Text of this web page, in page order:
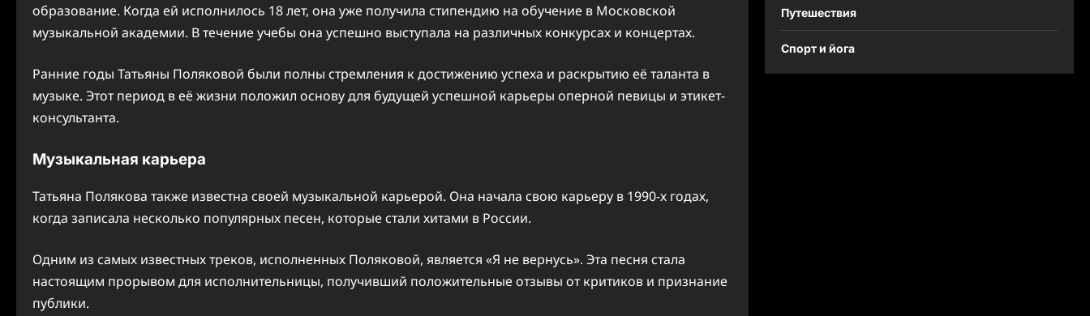
образование. Когда ей исполнилось 18 лет, она уже получила стипендию на обучение в Московской
музыкальной академии. В течение учебы она успешно выступала на различных конкурсах и концертах.
Ранние годы Татьяны Поляковой были полны стремления к достижению успеха и раскрытию её таланта в
музыке. Этот период в её жизни положил основу для будущей успешной карьеры оперной певицы и этикет-
консультанта.
Музыкальная карьера
Татьяна Полякова также известна своей музыкальной карьерой. Она начала свою карьеру в 1990-х годах,
когда записала несколько популярных песен, которые стали хитами в России.
Одним из самых известных треков, исполненных Поляковой, является «Я не вернусь». Эта песня стала
настоящим прорывом для исполнительницы, получивший положительные отзывы от критиков и признание
публики.
Путешествия
Спорт и йога